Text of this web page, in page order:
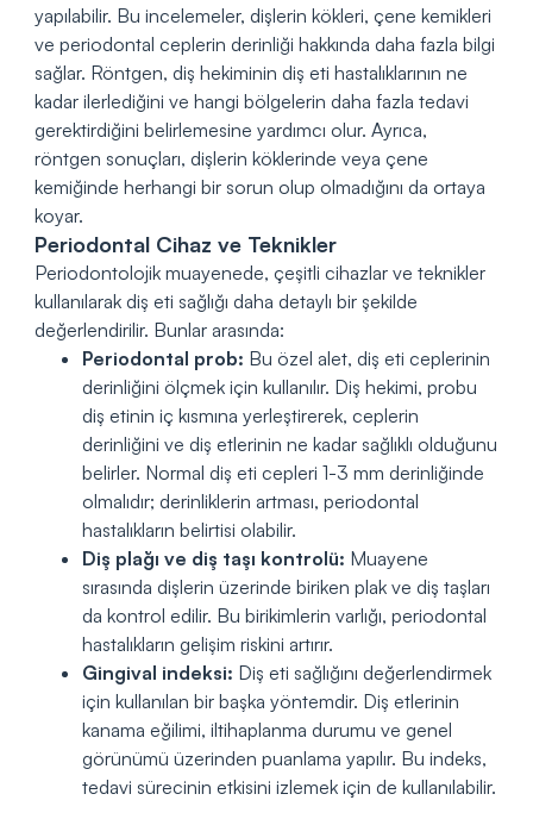
yapılabilir. Bu incelemeler, dişlerin kökleri, çene kemikleri
ve periodontal ceplerin derinliği hakkında daha fazla bilgi
sağlar. Röntgen, diş hekiminin diş eti hastalıklarının ne
kadar ilerlediğini ve hangi bölgelerin daha fazla tedavi
gerektirdiğini belirlemesine yardımcı olur. Ayrıca,
röntgen sonuçları, dişlerin köklerinde veya çene
kemiğinde herhangi bir sorun olup olmadığını da ortaya
koyar.
Periodontal Cihaz ve Teknikler
Periodontolojik muayenede, çeşitli cihazlar ve teknikler
kullanılarak diş eti sağlığı daha detaylı bir şekilde
değerlendirilir. Bunlar arasında:
Periodontal prob: Bu özel alet, diş eti ceplerinin
derinliğini ölçmek için kullanılır. Diş hekimi, probu
diş etinin iç kısmına yerleştirerek, ceplerin
derinliğini ve diş etlerinin ne kadar sağlıklı olduğunu
belirler. Normal diş eti cepleri 1-3 mm derinliğinde
olmalıdır; derinliklerin artması, periodontal
hastalıkların belirtisi olabilir.
Diş plağı ve diş taşı kontrolü: Muayene
sırasında dişlerin üzerinde biriken plak ve diş taşları
da kontrol edilir. Bu birikimlerin varlığı, periodontal
hastalıkların gelişim riskini artırır.
Gingival indeksi: Diş eti sağlığını değerlendirmek
için kullanılan bir başka yöntemdir. Diş etlerinin
kanama eğilimi, iltihaplanma durumu ve genel
görünümü üzerinden puanlama yapılır. Bu indeks,
tedavi sürecinin etkisini izlemek için de kullanılabilir.